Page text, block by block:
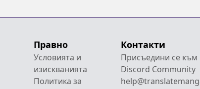
Правно
Условията и
изискванията
Политика за
Контакти
Присъедини се към
Discord Community